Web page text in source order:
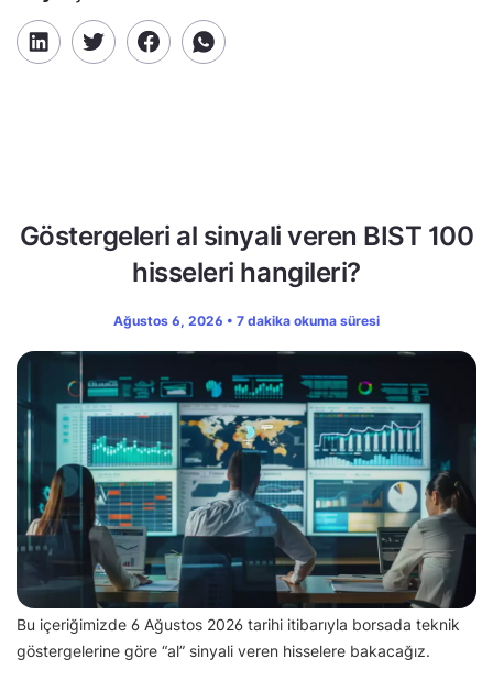
Göstergeleri al sinyali veren BIST 100
hisseleri hangileri?
Ağustos 6, 2026 • 7 dakika okuma süresi
Bu içeriğimizde 6 Ağustos 2026 tarihi itibarıyla borsada teknik
göstergelerine göre “al” sinyali veren hisselere bakacağız.